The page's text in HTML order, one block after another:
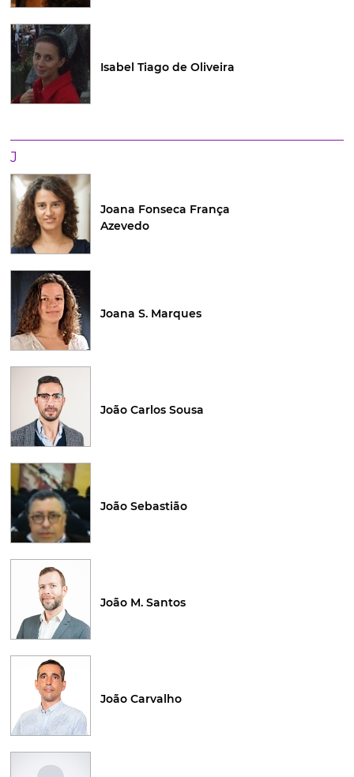
Isabel Tiago de Oliveira
J
Joana Fonseca França
Azevedo
Joana S. Marques
João Carlos Sousa
João Sebastião
João M. Santos
João Carvalho